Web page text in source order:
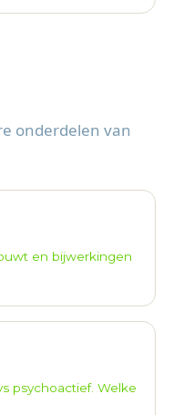
onderdelen van
en bijwerkingen
psychoactief. Welke